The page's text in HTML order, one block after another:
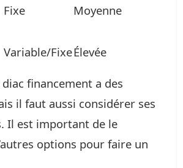
Fixe Moyenne
Variable/FixeÉlevée
financement a des
il faut aussi considérer ses
Il est important de le
options pour faire un